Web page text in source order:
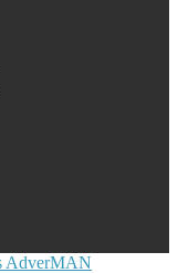
AdverMAN